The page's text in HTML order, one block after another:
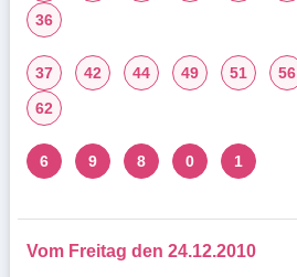
36
37 42 44 49 51 56
62
6 9 8 0 1
Vom Freitag den 24.12.2010